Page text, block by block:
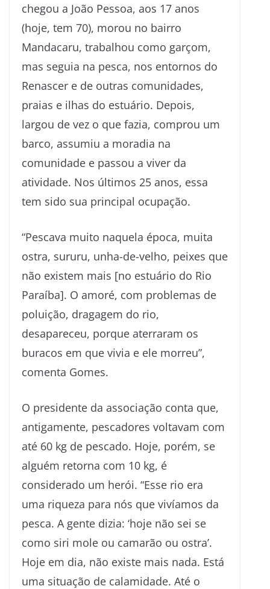
chegou a João Pessoa, aos 17 anos
(hoje, tem 70), morou no bairro
Mandacaru, trabalhou como garçom,
mas seguia na pesca, nos entornos do
Renascer e de outras comunidades,
praias e ilhas do estuário. Depois,
largou de vez o que fazia, comprou um
barco, assumiu a moradia na
comunidade e passou a viver da
atividade. Nos últimos 25 anos, essa
tem sido sua principal ocupação.
“Pescava muito naquela época, muita
ostra, sururu, unha-de-velho, peixes que
não existem mais [no estuário do Rio
Paraíba]. O amoré, com problemas de
poluição, dragagem do rio,
desapareceu, porque aterraram os
buracos em que vivia e ele morreu”,
comenta Gomes.
O presidente da associação conta que,
antigamente, pescadores voltavam com
até 60 kg de pescado. Hoje, porém, se
alguém retorna com 10 kg, é
considerado um herói. “Esse rio era
uma riqueza para nós que vivíamos da
pesca. A gente dizia: ‘hoje não sei se
como siri mole ou camarão ou ostra’.
Hoje em dia, não existe mais nada. Está
uma situação de calamidade. Até o